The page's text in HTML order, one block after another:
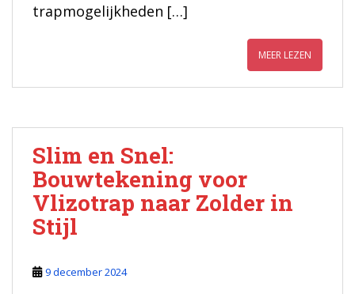
trapmogelijkheden […]
MEER LEZEN
Slim en Snel:
Bouwtekening voor
Vlizotrap naar Zolder in
Stijl
9 december 2024